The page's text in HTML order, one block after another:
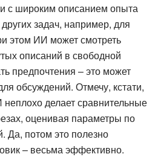
с широким описанием опыта
задач, например, для
этом ИИ может смотреть
описаний в свободной
предпочтения – это может
обсуждений. Отмечу, кстати,
делает сравнительные
оценивая параметры по
Да, потом это полезно
– весьма эффективно.